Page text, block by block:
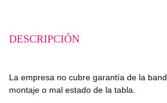
DESCRIPCIÓN
La empresa no cubre garantía de la
montaje o mal estado de la tabla.